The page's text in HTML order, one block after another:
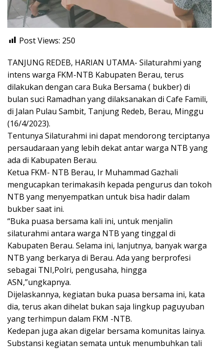
Post Views: 250
TANJUNG REDEB, HARIAN UTAMA- Silaturahmi yang
intens warga FKM-NTB Kabupaten Berau, terus
dilakukan dengan cara Buka Bersama ( bukber) di
bulan suci Ramadhan yang dilaksanakan di Cafe Famili,
di Jalan Pulau Sambit, Tanjung Redeb, Berau, Minggu
(16/4/2023).
Tentunya Silaturahmi ini dapat mendorong terciptanya
persaudaraan yang lebih dekat antar warga NTB yang
ada di Kabupaten Berau.
Ketua FKM- NTB Berau, Ir Muhammad Gazhali
mengucapkan terimakasih kepada pengurus dan tokoh
NTB yang menyempatkan untuk bisa hadir dalam
bukber saat ini.
“Buka puasa bersama kali ini, untuk menjalin
silaturahmi antara warga NTB yang tinggal di
Kabupaten Berau. Selama ini, lanjutnya, banyak warga
NTB yang berkarya di Berau. Ada yang berprofesi
sebagai TNI,Polri, pengusaha, hingga
ASN,”ungkapnya.
Dijelaskannya, kegiatan buka puasa bersama ini, kata
dia, terus akan dihelat bukan saja lingkup paguyuban
yang terhimpun dalam FKM -NTB.
Kedepan juga akan digelar bersama komunitas lainya.
Substansi kegiatan semata untuk menumbuhkan tali